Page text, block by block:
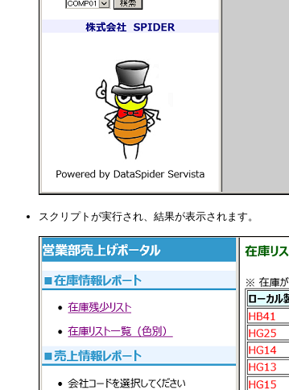
スクリプトが実行され、結果が表示されます。